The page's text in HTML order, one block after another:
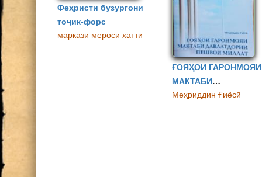
Феҳристи бузургони
тоҷик-форс
маркази мероси хаттӣ
ҒОЯҲОИ ГАРОНМОЯИ
МАКТАБИ
ДАВЛАТДОРИИ
Меҳриддин Ғиёсӣ